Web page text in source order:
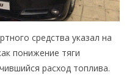
средства указал на
понижение тяги
расход топлива.